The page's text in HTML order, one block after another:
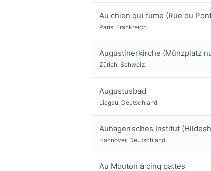
Au chien qui fume (Rue du
Paris, Frankreich
Augustinerkirche (Münzplatz
Zürich, Schweiz
Augustusbad
Liegau, Deutschland
Auhagen‘sches Institut
Hannover, Deutschland
Au Mouton à cinq pattes